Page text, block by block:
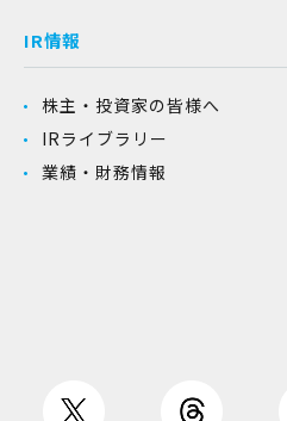
IR情報
株主・投資家の皆様へ
IRライブラリー
業績・財務情報